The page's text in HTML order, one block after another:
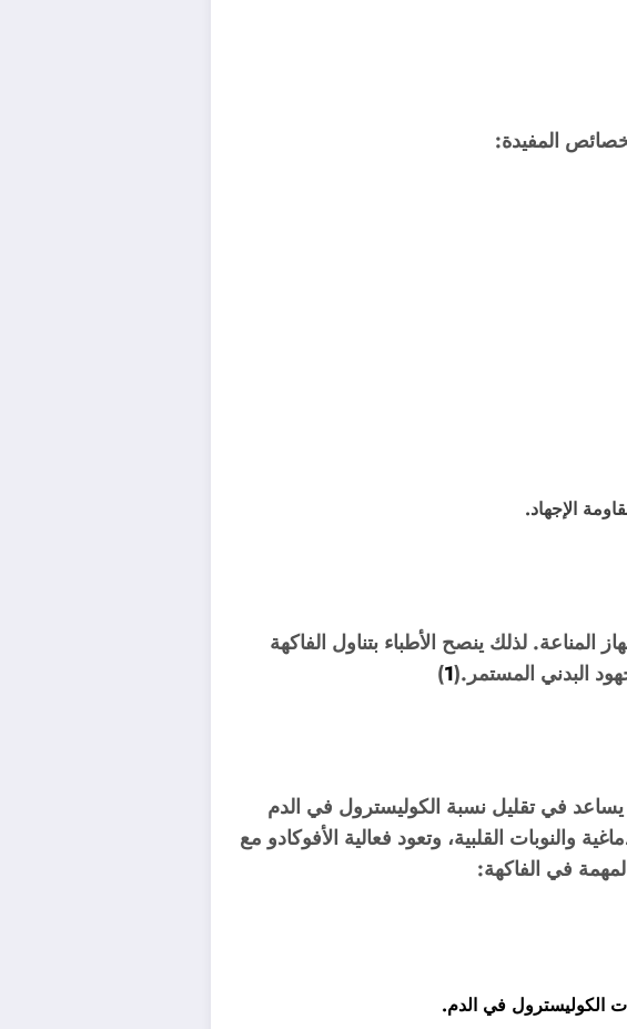
المفيدة:
الإجهاد.
المناعة. لذلك ينصح الأطباء بتناول الفاكهة
البدني المستمر.(1
)
يساعد في تقليل نسبة الكوليسترول في الدم
والنوبات القلبية، وتعود فعالية الأفوكادو مع
في الفاكهة:
الكوليسترول في الدم.